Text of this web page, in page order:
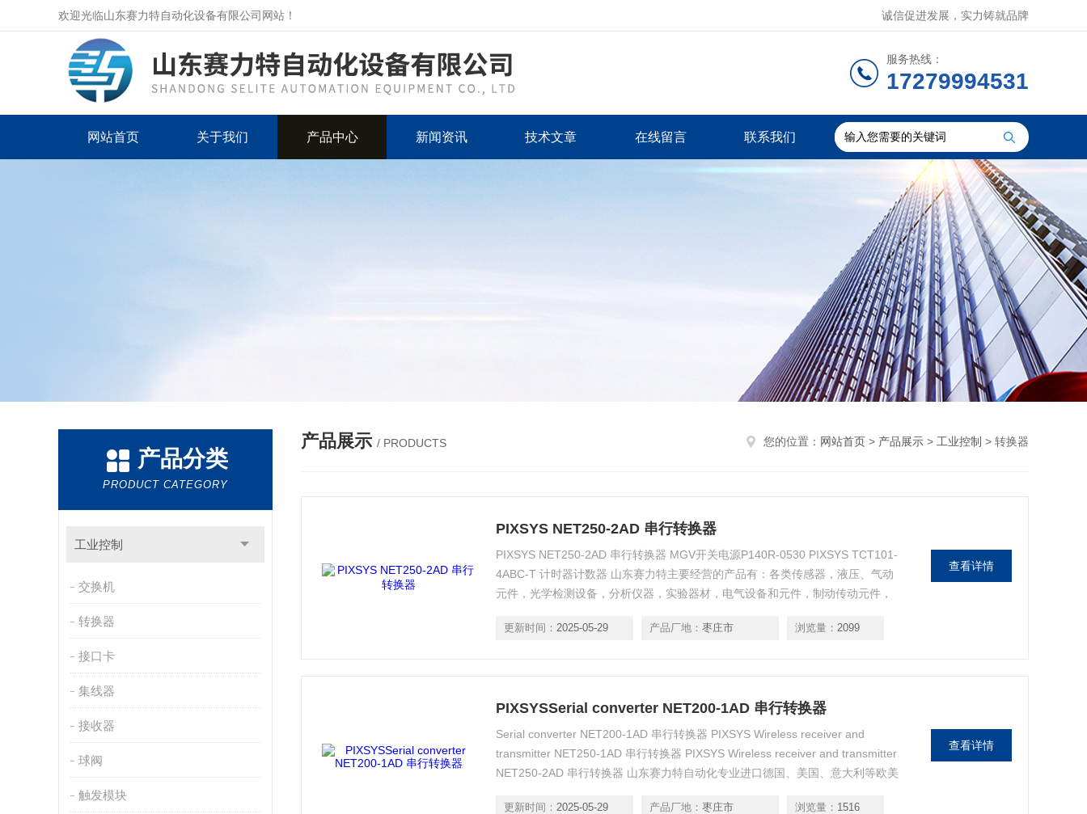
欢迎光临山东赛力特自动化设备有限公司网站！ 诚信促进发展，实力铸就品牌
服务热线：
17279994531
网站首页 关于我们 产品中心 新闻资讯 技术文章 在线留言 联系我们
产品分类
PRODUCT CATEGORY
工业控制
交换机
转换器
接口卡
集线器
接收器
球阀
触发模块
产品展示 / PRODUCTS 您的位置： 网站首页 > 产品展示 > 工业控制 > 转换器
PIXSYS NET250-2AD 串行转换器
PIXSYS NET250-2AD 串行转换器 MGV开关电源P140R-0530 PIXSYS TCT101-
4ABC-T 计时器计数器 山东赛力特主要经营的产品有：各类传感器，液压、气动
元件，光学检测设备，分析仪器，实验器材，电气设备和元件，制动传动元件，
更新时间： 2025-05-29 产品厂地： 枣庄市 浏览量： 2099
查看详情
PIXSYSSerial converter NET200-1AD 串行转换器
Serial converter NET200-1AD 串行转换器 PIXSYS Wireless receiver and
transmitter NET250-1AD 串行转换器 PIXSYS Wireless receiver and transmitter
NET250-2AD 串行转换器 山东赛力特自动化专业进口德国、美国、意大利等欧美
更新时间： 2025-05-29 产品厂地： 枣庄市 浏览量： 1516
查看详情